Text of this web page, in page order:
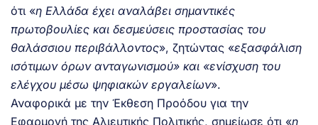
ότι «η Ελλάδα έχει αναλάβει σημαντικές
πρωτοβουλίες και δεσμεύσεις προστασίας του
θαλάσσιου περιβάλλοντος», ζητώντας «εξασφάλιση
ισότιμων όρων ανταγωνισμού» και «ενίσχυση του
ελέγχου μέσω ψηφιακών εργαλείων».
Αναφορικά με την Έκθεση Προόδου για την
Εφαρμογή της Αλιευτικής Πολιτικής, σημείωσε ότι «η